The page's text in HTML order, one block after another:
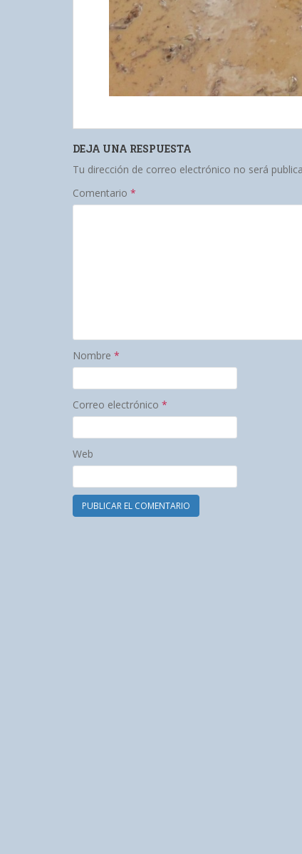
DEJA UNA RESPUESTA
Tu dirección de correo electrónico no será
Comentario *
Nombre *
Correo electrónico *
Web